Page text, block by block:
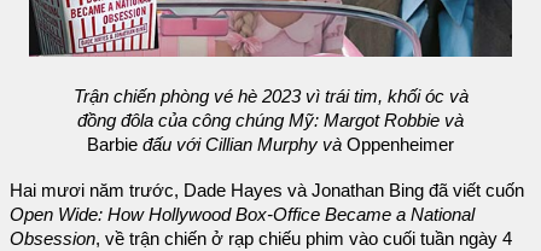
Trận chiến phòng vé hè 2023 vì trái tim, khối óc và
đồng đôla của công chúng Mỹ: Margot Robbie và
Barbie đấu với Cillian Murphy và Oppenheimer
Hai mươi năm trước, Dade Hayes và Jonathan Bing đã viết cuốn
Open Wide: How Hollywood Box-Office Became a National
Obsession, về trận chiến ở rạp chiếu phim vào cuối tuần ngày 4